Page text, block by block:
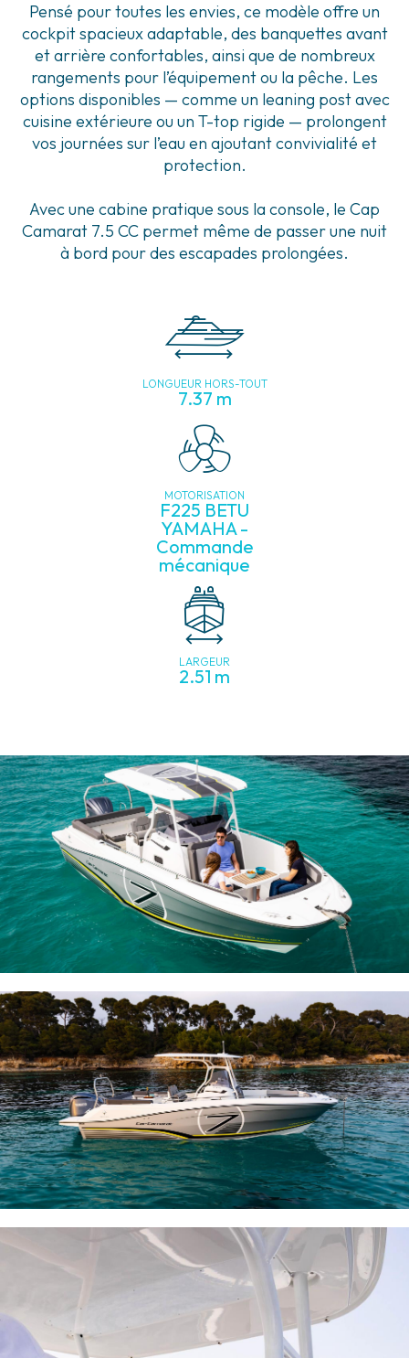
Pensé pour toutes les envies, ce modèle offre un
cockpit spacieux adaptable, des banquettes avant
et arrière confortables, ainsi que de nombreux
rangements pour l’équipement ou la pêche. Les
options disponibles — comme un leaning post avec
cuisine extérieure ou un T-top rigide — prolongent
vos journées sur l’eau en ajoutant convivialité et
protection.
Avec une cabine pratique sous la console, le Cap
Camarat 7.5 CC permet même de passer une nuit
à bord pour des escapades prolongées.
LONGUEUR HORS-TOUT
7.37 m
MOTORISATION
F225 BETU
YAMAHA -
Commande
mécanique
LARGEUR
2.51 m